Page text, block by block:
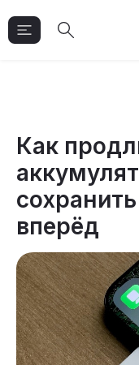
Как
вперёд